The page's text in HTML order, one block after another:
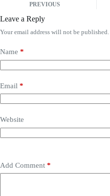
PREVIOUS
Leave a Reply
Your email address will not be published.
Name *
Email *
Website
Add Comment *